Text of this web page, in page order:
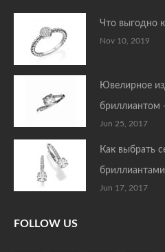
Что выгодно
Nov 10, 2019
Ювелирное
бриллиантом
Jun 25, 2017
Как выбрать
бриллиантами
Jun 17, 2017
FOLLOW US